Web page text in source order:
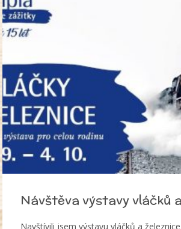
Návštěva výstavy vláčků
Navštívili jsem výstavu vláčků a